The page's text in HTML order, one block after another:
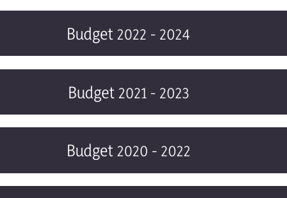
Budget 2022 - 2024
Budget 2021 - 2023
Budget 2020 - 2022